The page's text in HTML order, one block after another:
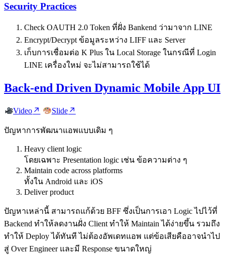
Security Practices
Check OAUTH 2.0 Token ที่ฝั่ง Bankend ว่ามาจาก LINE
Encrypt/Decrypt ข้อมูลระหว่าง LIFF และ Server
เก็บการเชื่อมต่อ K Plus ใน Local Storage ในกรณีที่ Login
LINE เครื่องใหม่ จะไม่สามารถใช้ได้
Back-end Driven Dynamic Mobile App UI
Video Slide
ปัญหาการพัฒนาแอพแบบเดิม ๆ
Heavy client logic
โดยเฉพาะ Presentation logic เช่น ข้อความต่าง ๆ
Maintain code across platforms
ทั้งใน Android และ iOS
Deliver product
ปัญหาเหล่านี้ สามารถแก้ด้วย BFF ซึ่งเป็นการเอา Logic ไปไว้ที่
Backend ทำให้ลดงานฝั่ง Client ทำให้ Maintain ได้ง่ายขึ้น รวมถึง
ทำให้ Deploy ได้ทันที ไม่ต้องอัพเดทแอพ แต่ข้อเสียคืออาจนำไป
สู่ Over Engineer และมี Response ขนาดใหญ่